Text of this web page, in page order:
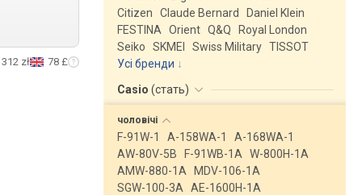
312 zł 78 £
Citizen
Claude Bernard
Daniel Klein
FESTINA
Orient Q&Q
Royal London
Seiko
SKMEI Swiss Military TISSOT
Усі бренди
Casio (стать)
чоловічі
F-91W-1 A-158WA-1
A-168WA-1
AW-80V-5B
F-91WB-1A
W-800H-1A
AMW-880-1A
MDV-106-1A
SGW-100-3A
AE-1600H-1A